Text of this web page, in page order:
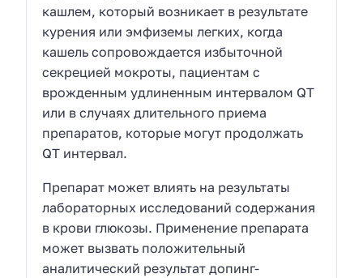
кашлем, который возникает в результате
курения или эмфиземы легких, когда
кашель сопровождается избыточной
секрецией мокроты, пациентам с
врожденным удлиненным интервалом QT
или в случаях длительного приема
препаратов, которые могут продолжать
QT интервал.
Препарат может влиять на результаты
лабораторных исследований содержания
в крови глюкозы. Применение препарата
может вызвать положительный
аналитический результат допинг-